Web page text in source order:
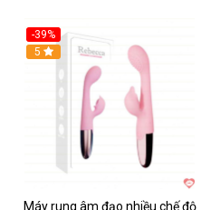
-39%
Hot
5
Máy rung âm đạo nhiều chế độ